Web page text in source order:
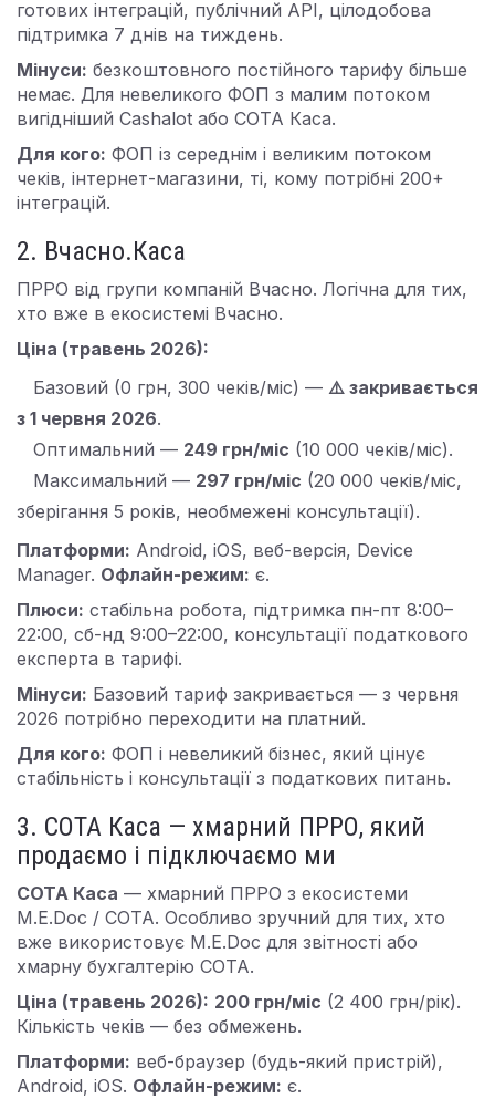
готових інтеграцій, публічний API, цілодобова
підтримка 7 днів на тиждень.
Мінуси: безкоштовного постійного тарифу більше
немає. Для невеликого ФОП з малим потоком
вигідніший Cashalot або СОТА Каса.
Для кого: ФОП із середнім і великим потоком
чеків, інтернет-магазини, ті, кому потрібні 200+
інтеграцій.
2. Вчасно.Каса
ПРРО від групи компаній Вчасно. Логічна для тих,
хто вже в екосистемі Вчасно.
Ціна (травень 2026):
Базовий (0 грн, 300 чеків/міс) — ⚠️ закривається
з 1 червня 2026.
Оптимальний — 249 грн/міс (10 000 чеків/міс).
Максимальний — 297 грн/міс (20 000 чеків/міс,
зберігання 5 років, необмежені консультації).
Платформи: Android, iOS, веб-версія, Device
Manager. Офлайн-режим: є.
Плюси: стабільна робота, підтримка пн-пт 8:00–
22:00, сб-нд 9:00–22:00, консультації податкового
експерта в тарифі.
Мінуси: Базовий тариф закривається — з червня
2026 потрібно переходити на платний.
Для кого: ФОП і невеликий бізнес, який цінує
стабільність і консультації з податкових питань.
3. СОТА Каса — хмарний ПРРО, який
продаємо і підключаємо ми
СОТА Каса — хмарний ПРРО з екосистеми
M.E.Doc / СОТА. Особливо зручний для тих, хто
вже використовує M.E.Doc для звітності або
хмарну бухгалтерію СОТА.
Ціна (травень 2026): 200 грн/міс (2 400 грн/рік).
Кількість чеків — без обмежень.
Платформи: веб-браузер (будь-який пристрій),
Android, iOS. Офлайн-режим: є.